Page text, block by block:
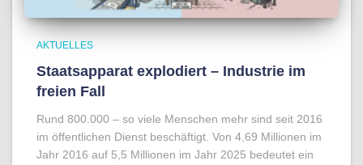
AKTUELLES
Staatsapparat explodiert – Industrie im
freien Fall
Rund 800.000 – so viele Menschen mehr sind seit 2016
im öffentlichen Dienst beschäftigt. Von 4,69 Millionen im
Jahr 2016 auf 5,5 Millionen im Jahr 2025 bedeutet ein